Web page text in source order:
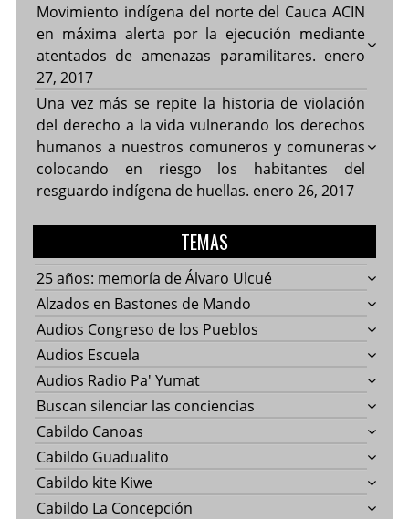
Movimiento indígena del norte del Cauca ACIN
en máxima alerta por la ejecución mediante
atentados de amenazas paramilitares. enero
27, 2017
Una vez más se repite la historia de violación
del derecho a la vida vulnerando los derechos
humanos a nuestros comuneros y comuneras
colocando en riesgo los habitantes del
resguardo indígena de huellas. enero 26, 2017
TEMAS
25 años: memoría de Álvaro Ulcué
Alzados en Bastones de Mando
Audios Congreso de los Pueblos
Audios Escuela
Audios Radio Pa' Yumat
Buscan silenciar las conciencias
Cabildo Canoas
Cabildo Guadualito
Cabildo kite Kiwe
Cabildo La Concepción